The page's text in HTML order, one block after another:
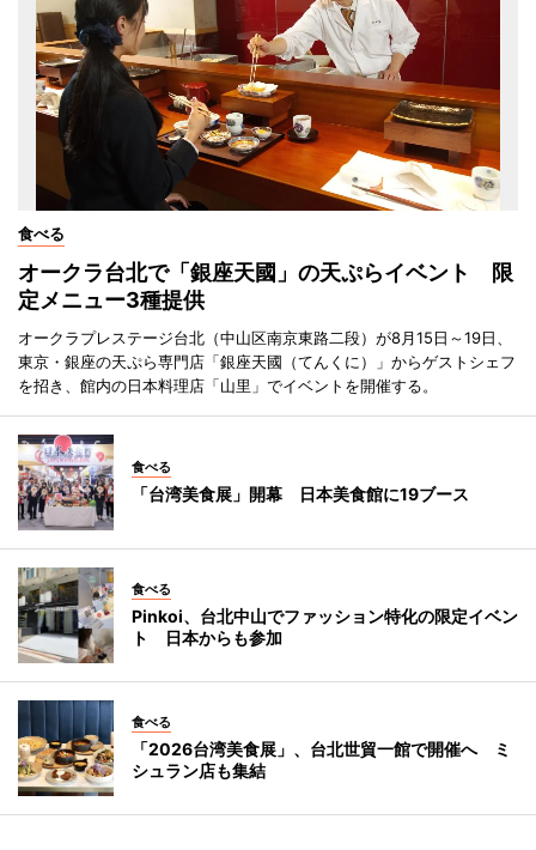
食べる
オークラ台北で「銀座天國」の天ぷらイベント 限
定メニュー3種提供
オークラプレステージ台北（中山区南京東路二段）が8月15日～19日、
東京・銀座の天ぷら専門店「銀座天國（てんくに）」からゲストシェフ
を招き、館内の日本料理店「山里」でイベントを開催する。
食べる
「台湾美食展」開幕 日本美食館に19ブース
食べる
Pinkoi、台北中山でファッション特化の限定イベン
ト 日本からも参加
食べる
「2026台湾美食展」、台北世貿一館で開催へ ミ
シュラン店も集結